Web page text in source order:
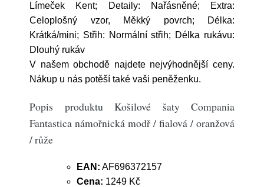
Límeček Kent; Detaily: Nařásněné; Extra:
Celoplošný vzor, Měkký povrch; Délka:
Krátká/mini; Střih: Normální střih; Délka rukávu:
Dlouhý rukáv
V našem obchodě najdete nejvýhodnější ceny.
Nákup u nás potěší také vaši peněženku.
Popis produktu Košilové šaty Compania
Fantastica námořnická modř / fialová / oranžová
/ růže
EAN: AF696372157
Cena: 1249 Kč